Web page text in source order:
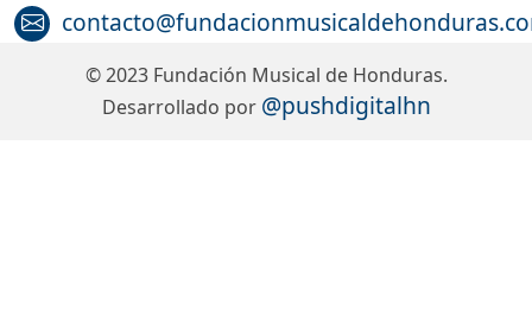
© 2023 Fundación Musical de Honduras.
Desarrollado por @pushdigitalhn